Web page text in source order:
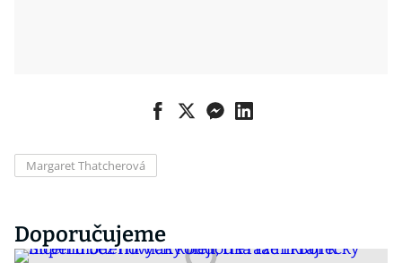
Margaret Thatcherová
Doporučujeme